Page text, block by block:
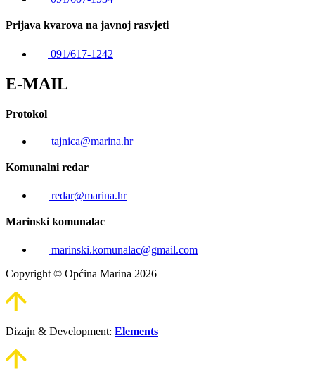
Prijava kvarova na javnoj rasvjeti
091/617-1242
E-MAIL
Protokol
tajnica@marina.hr
Komunalni redar
redar@marina.hr
Marinski komunalac
marinski.komunalac@gmail.com
Copyright © Općina Marina 2026
Dizajn & Development: Elements